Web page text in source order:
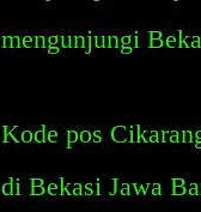
mengunjungi
Kode pos
di Bekasi Jawa